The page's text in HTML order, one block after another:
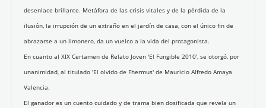
desenlace brillante. Metáfora de las crisis vitales y de la pérdida de la
ilusión, la irrupción de un extraño en el jardín de casa, con el único fin de
abrazarse a un limonero, da un vuelco a la vida del protagonista.
En cuanto al XIX Certamen de Relato Joven 'El Fungible 2010', se otorgó, por
unanimidad, al titulado 'El olvido de Fhermus' de Mauricio Alfredo Amaya
Valencia.
El ganador es un cuento cuidado y de trama bien dosificada que revela un